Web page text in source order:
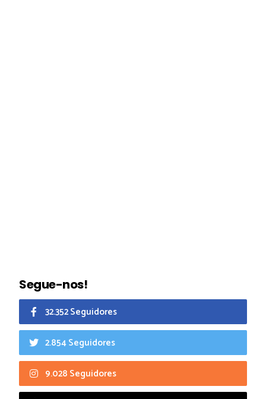
Segue-nos!
32.352 Seguidores
2.854 Seguidores
9.028 Seguidores